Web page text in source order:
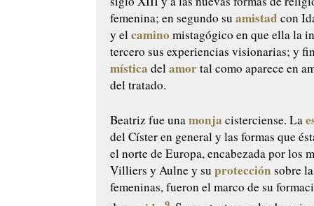
femenina; en segundo suamistad con
y elcamino mistagógico en que ella la
tercero sus experiencias visionarias; y
mística delamortal como aparece en
del tratado.
Beatriz fue unamonja cisterciense. La
del Císter en general y las formas que
el norte de Europa, encabezada por los
Villiers y Aulne y suprotección sobre
femeninas, fueron el marco de su